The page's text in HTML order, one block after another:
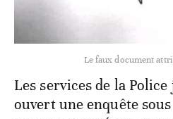
Le faux document
Les services de la
ouvert une enquête